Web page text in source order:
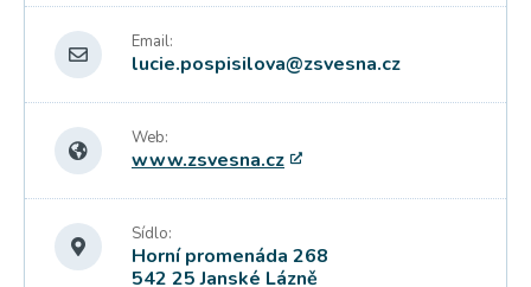
Email:
lucie.pospisilova@zsvesna.cz
Web:
www.zsvesna.cz
Sídlo:
Horní promenáda 268
542 25 Janské Lázně